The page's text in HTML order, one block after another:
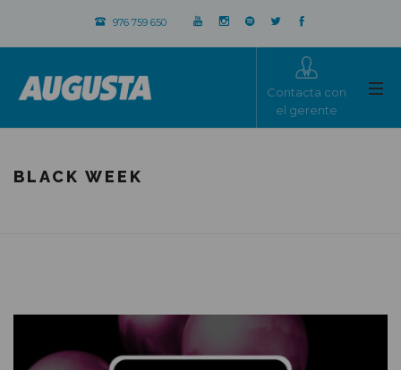
976 759 650
Contacta con
el gerente
BLACK WEEK